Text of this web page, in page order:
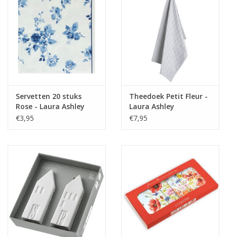
Servetten 20 stuks
Rose - Laura Ashley
€3,95
Theedoek Petit Fleur -
Laura Ashley
€7,95